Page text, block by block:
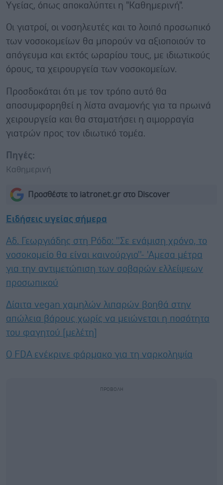
Υγείας, όπως αποκαλύπτει η "Καθημερινή".
Οι γιατροί, οι νοσηλευτές και το λοιπό προσωπικό
των νοσοκομείων θα μπορούν να αξιοποιούν το
απόγευμα και εκτός ωραρίου τους, με ιδιωτικούς
όρους, τα χειρουργεία των νοσοκομείων.
Προσδοκάται ότι με τον τρόπο αυτό θα
αποσυμφορηθεί η λίστα αναμονής για τα πρωινά
χειρουργεία και θα σταματήσει η αιμορραγία
γιατρών προς τον ιδιωτικό τομέα.
Πηγές:
Καθημερινή
Προσθέστε το iatronet.gr στο Discover
Ειδήσεις υγείας σήμερα
Αδ. Γεωργιάδης στη Ρόδο: ''Σε ενάμιση χρόνο, το
νοσοκομείο θα είναι καινούργιο''- 'Αμεσα μέτρα
για την αντιμετώπιση των σοβαρών ελλείψεων
προσωπικού
Δίαιτα vegan χαμηλών λιπαρών βοηθά στην
απώλεια βάρους χωρίς να μειώνεται η ποσότητα
του φαγητού [μελέτη]
Ο FDA ενέκρινε φάρμακο για τη ναρκοληψία